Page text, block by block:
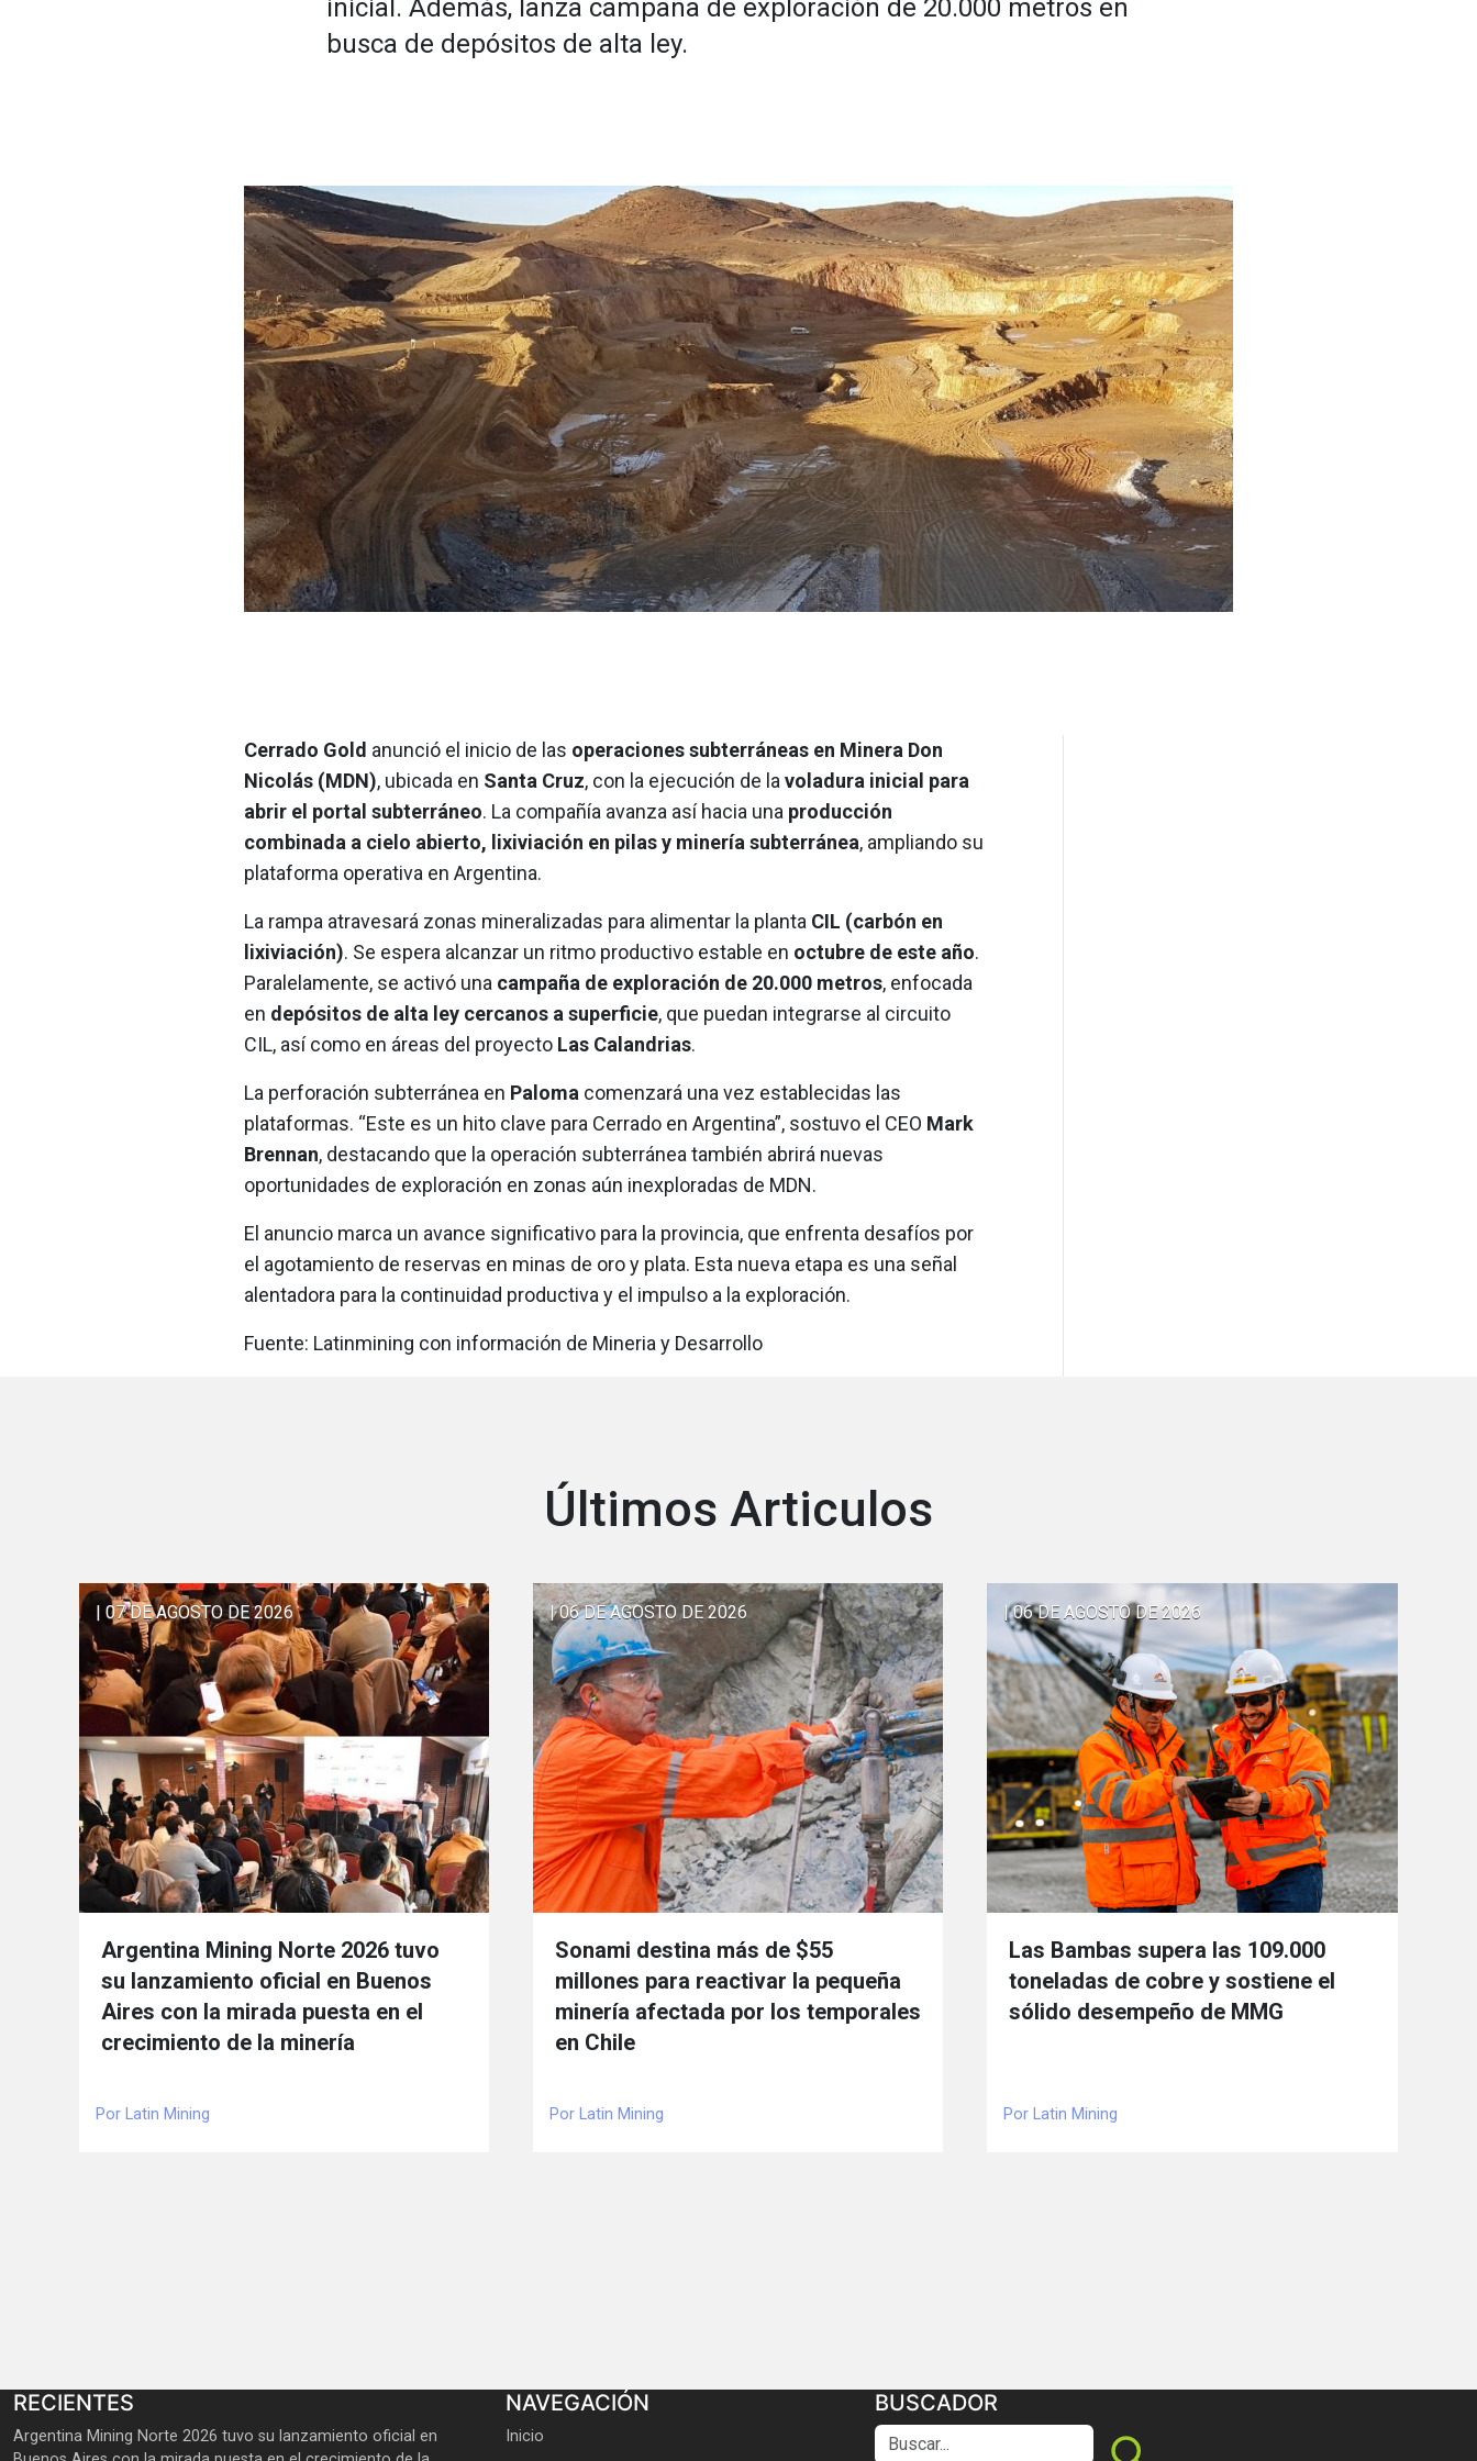
inicial. Además, lanza campaña de exploración de 20.000 metros en
busca de depósitos de alta ley.
Cerrado Gold anunció el inicio de las operaciones subterráneas en Minera Don
Nicolás (MDN), ubicada en Santa Cruz, con la ejecución de lavoladura inicial para
abrir el portal subterráneo. La compañía avanza así hacia una producción
combinada a cielo abierto, lixiviación en pilas y minería subterránea, ampliando su
plataforma operativa en Argentina.
La rampa atravesará zonas mineralizadas para alimentar la planta CIL (carbón en
lixiviación). Se espera alcanzar un ritmo productivo estable en octubre de este año.
Paralelamente, se activó una campaña de exploración de 20.000 metros, enfocada
en depósitos de alta ley cercanos a superficie, que puedan integrarse al circuito
CIL, así como en áreas del proyecto Las Calandrias.
La perforación subterránea en Paloma comenzará una vez establecidas las
plataformas. “Este es un hito clave para Cerrado en Argentina”, sostuvo el CEO Mark
Brennan, destacando que la operación subterránea también abrirá nuevas
oportunidades de exploración en zonas aún inexploradas de MDN.
El anuncio marca un avance significativo para la provincia, que enfrenta desafíos por
el agotamiento de reservas en minas de oro y plata. Esta nueva etapa es una señal
alentadora para la continuidad productiva y el impulso a la exploración.
Fuente: Latinmining con información de Mineria y Desarrollo
Últimos Articulos
| 07 DE AGOSTO DE 2026
Argentina Mining Norte 2026 tuvo
su lanzamiento oficial en Buenos
Aires con la mirada puesta en el
crecimiento de la minería
Por Latin Mining
| 06 DE AGOSTO DE 2026
Sonami destina más de $55
millones para reactivar la pequeña
minería afectada por los temporales
en Chile
Por Latin Mining
| 06 DE AGOSTO DE 2026
Las Bambas supera las 109.000
toneladas de cobre y sostiene el
sólido desempeño de MMG
Por Latin Mining
BUSCADOR
Buscar...
NAVEGACIÓN
Inicio
RECIENTES
Argentina Mining Norte 2026 tuvo su lanzamiento oficial en